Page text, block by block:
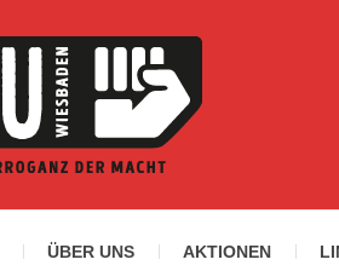
ÜBER UNS AKTIONEN